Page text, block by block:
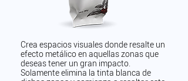
Crea espacios visuales donde resalte un
efecto metálico en aquellas zonas que
deseas tener un gran impacto.
Solamente elimina la tinta blanca de